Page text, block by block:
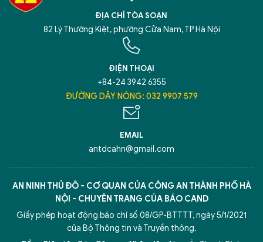
ĐỊA CHỈ TÒA SOẠN
82 Lý Thường Kiệt, phường Cửa Nam, TP Hà Nội
ĐIỆN THOẠI
+84-24 3942 6355
ĐƯỜNG DÂY NÓNG: 032 9907 579
EMAIL
antdcahn@gmail.com
AN NINH THỦ ĐÔ - CƠ QUAN CỦA CÔNG AN THÀNH PHỐ HÀ
NỘI - CHUYÊN TRANG CỦA BÁO CAND
Giấy phép hoạt động báo chí số 08/GP-BTTTT, ngày 5/1/2021
của Bộ Thông tin và Truyền thông.